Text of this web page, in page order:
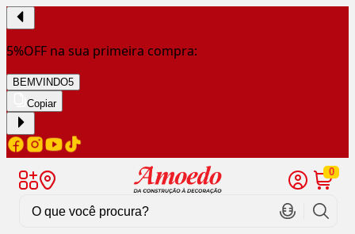
5%OFF na sua primeira compra:
BEMVINDO5
Copiar
0